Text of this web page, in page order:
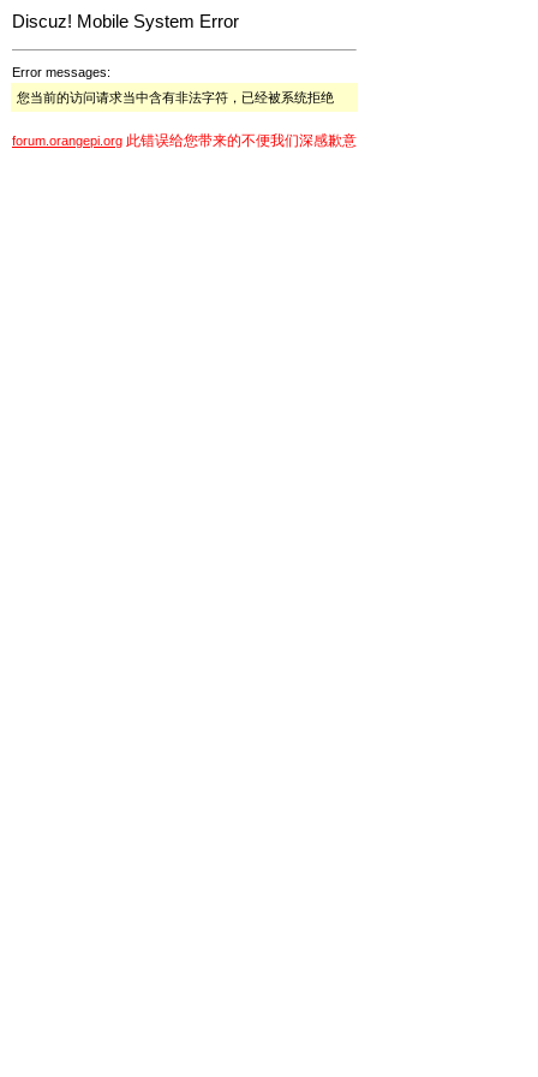
Discuz! Mobile System Error
Error messages:
您当前的访问请求当中含有非法字符，已经被系统拒绝
forum.orangepi.org 此错误给您带来的不便我们深感歉意